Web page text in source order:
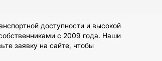
доступности и высокой
с 2009 года. Наши
заявку на сайте, чтобы